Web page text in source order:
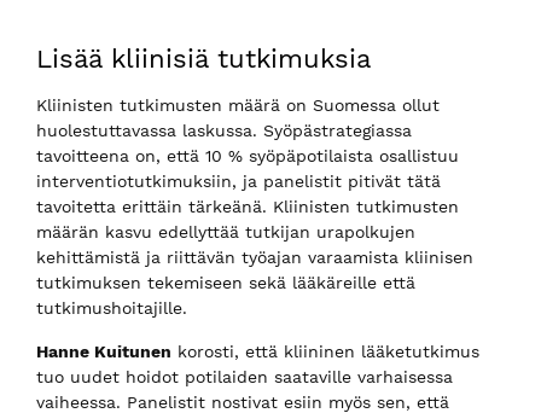
Lisää kliinisiä tutkimuksia
Kliinisten tutkimusten määrä on Suomessa ollut
huolestuttavassa laskussa. Syöpästrategiassa
tavoitteena on, että 10 % syöpäpotilaista osallistuu
interventiotutkimuksiin, ja panelistit pitivät tätä
tavoitetta erittäin tärkeänä. Kliinisten tutkimusten
määrän kasvu edellyttää tutkijan urapolkujen
kehittämistä ja riittävän työajan varaamista kliinisen
tutkimuksen tekemiseen sekä lääkäreille että
tutkimushoitajille.
Hanne Kuitunen korosti, että kliininen lääketutkimus
tuo uudet hoidot potilaiden saataville varhaisessa
vaiheessa. Panelistit nostivat esiin myös sen, että